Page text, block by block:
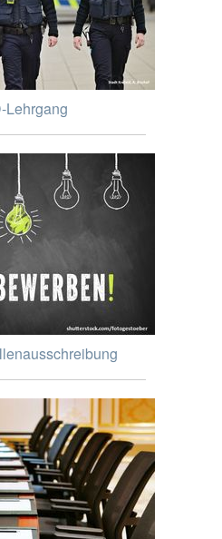
Lehrgang